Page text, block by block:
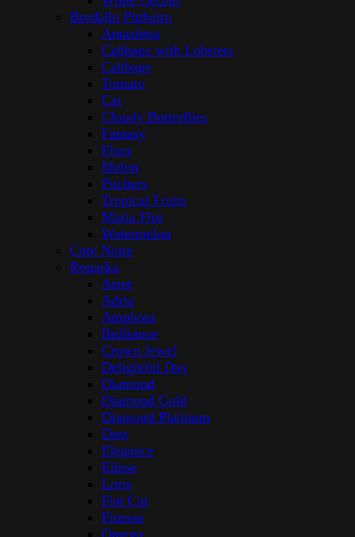
Bordallo Pinheiro
Amazōnia
Cabbage with Lobsters
Cabbage
Tomato
Cat
Cloudy Butterflies
Fantasy
Flora
Melon
Pitchers
Tropical Fruits
Maria Flor
Watermelon
Cote Noire
Rogaska
Aster
Adria
Amphora
Brilliance
Crown Jewel
Delightful Day
Diamond
Diamond Gold
Diamond Platinum
Dots
Elegance
Elipse
Loris
Flat Cut
Finesse
Omega